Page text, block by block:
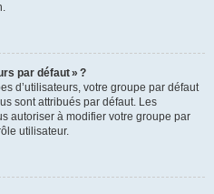
par défaut » ?
d’utilisateurs, votre groupe par défaut
sont attribués par défaut. Les
autoriser à modifier votre groupe par
utilisateur.